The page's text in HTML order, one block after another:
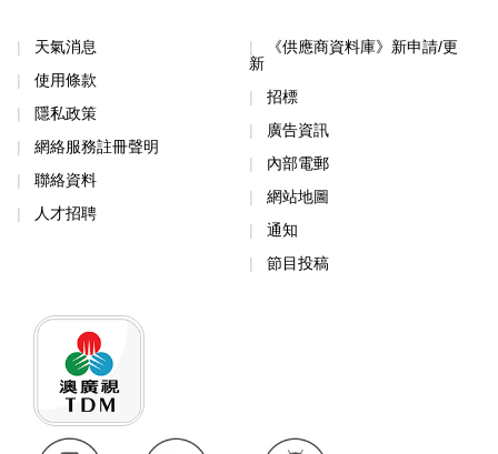
天氣消息
使用條款
隱私政策
網絡服務註冊聲明
聯絡資料
人才招聘
《供應商資料庫》新申請/更
新
招標
廣告資訊
內部電郵
網站地圖
通知
節目投稿